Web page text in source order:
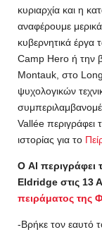
κυριαρχία και η
αναφέρουμε
κυβερνητικά
Camp Hero ή την
Montauk, στο
ψυχολογικών
Vallée περιγράφει
ιστορίας για το
Ο Al περιγράφει
Eldridge στις 13
πειράματος της
-Βρήκε τον εαυτό